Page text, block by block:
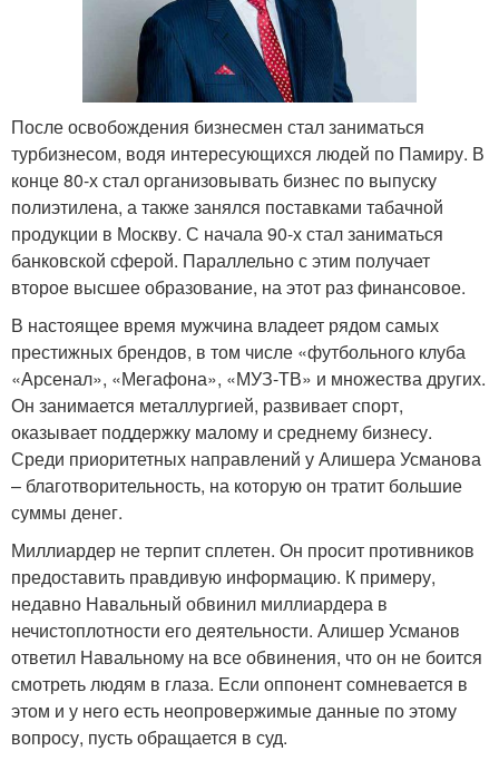
После освобождения бизнесмен стал заниматься
турбизнесом, водя интересующихся людей по Памиру. В
конце 80-х стал организовывать бизнес по выпуску
полиэтилена, а также занялся поставками табачной
продукции в Москву. С начала 90-х стал заниматься
банковской сферой. Параллельно с этим получает
второе высшее образование, на этот раз финансовое.
В настоящее время мужчина владеет рядом самых
престижных брендов, в том числе «футбольного клуба
«Арсенал», «Мегафона», «МУЗ-ТВ» и множества других.
Он занимается металлургией, развивает спорт,
оказывает поддержку малому и среднему бизнесу.
Среди приоритетных направлений у Алишера Усманова
– благотворительность, на которую он тратит большие
суммы денег.
Миллиардер не терпит сплетен. Он просит противников
предоставить правдивую информацию. К примеру,
недавно Навальный обвинил миллиардера в
нечистоплотности его деятельности. Алишер Усманов
ответил Навальному на все обвинения, что он не боится
смотреть людям в глаза. Если оппонент сомневается в
этом и у него есть неопровержимые данные по этому
вопросу, пусть обращается в суд.